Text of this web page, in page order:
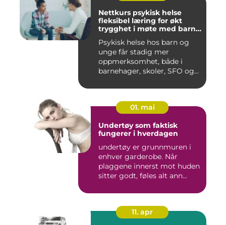
Nettkurs psykisk helse
fleksibel læring for økt
trygghet i møte med barn
Psykisk helse hos barn og
unge får stadig mer
oppmerksomhet, både i
barnehager, skoler, SFO og
01. mai
Undertøy som faktisk
fungerer i hverdagen
undertøy er grunnmuren i
enhver garderobe. Når
plaggene innerst mot huden
sitter godt, føles alt ann...
11. apr